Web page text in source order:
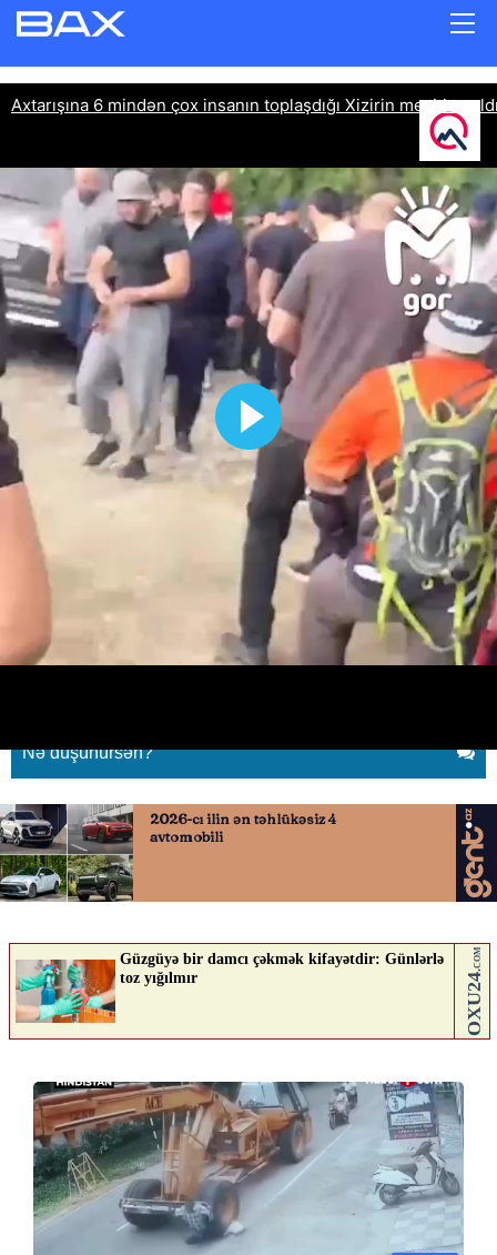
Axtarışına 6 mindən çox insanın
toplaşdığı Xizirin meyiti tapıldı
0
Nə düşünürsən?